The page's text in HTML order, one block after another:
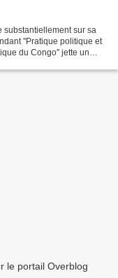
substantiellement sur sa
''Pratique politique et
du Congo'' jette un
le portail Overblog